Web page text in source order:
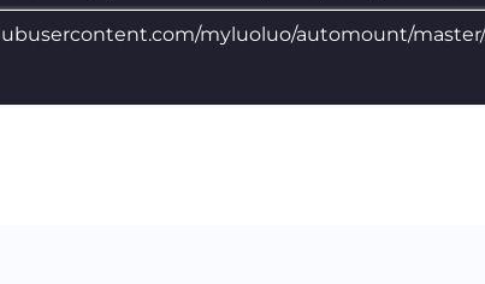
myluoluo/automount/